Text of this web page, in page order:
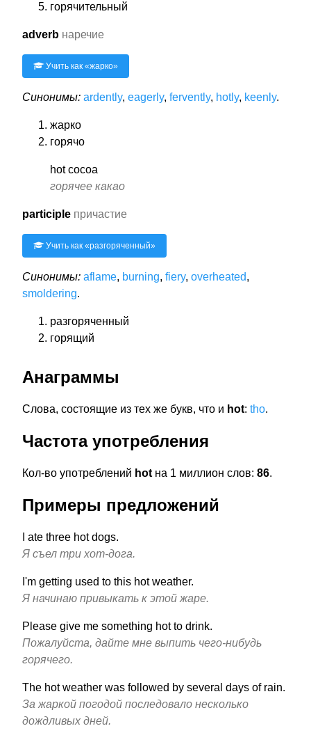
горячительный
adverb наречие
Учить как «жарко»
Синонимы: ardently, eagerly, fervently, hotly, keenly.
жарко
горячо
hot cocoa
горячее какао
participle причастие
Учить как «разгоряченный»
Синонимы: aflame, burning, fiery, overheated,
smoldering.
разгоряченный
горящий
Анаграммы
Слова, состоящие из тех же букв, что и hot: tho.
Частота употребления
Кол-во употреблений hot на 1 миллион слов: 86.
Примеры предложений
I ate three hot dogs.
Я съел три хот-дога.
I'm getting used to this hot weather.
Я начинаю привыкать к этой жаре.
Please give me something hot to drink.
Пожалуйста, дайте мне выпить чего-нибудь
горячего.
The hot weather was followed by several days of rain.
Зa жаркой погодой последовало несколько
дождливых дней.